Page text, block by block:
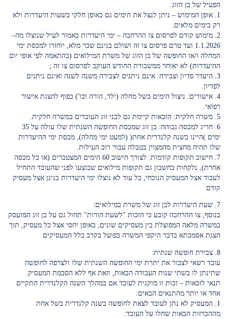
הפעיל של בן הזוג.
1. אופן המימוש – ניתן לנצל את הימים גם באופן חלקי כשעות היעדרות ולא
רק כימים מלאים.
2. מימוש קודם לפרסום צו ההרחבה – ימי היעדרות כאמור לעיל שנוצלו מה–
1.1.2026 ועד טרם פרסום צו זה ושולם בגינם שכר מלא, יוחזרו למכסת ימי
המחלה ו/או החופשה של בן הזוג של משרת המילואים (בהתאמה לפי אופי יום
ההיעדרות) לא יאוחר ממשכורת החודש העוקב לפרסום צו זה ;
3. היעדר פדיון וצבירה: אינם ניתנים לצבירה משנה לשנה ואינם ניתנים
לפדיון.
4. אישורים: ניצול הימים בשל מחלה (ילד, הורה וכו') כפוף להצגת אישור
רפואי.
5. משרה חלקית: הזכאות קיימת גם לבני זוג העובדים במשרה חלקית.
6. חריג למכסה גבוהה: בן זוג שמכסת החופשה השנתית שלו עולה על 35
ימים )היינו בשנה קלנדרית אחת( (למעט ימי מחלה), מכסת ימי ההיעדרות
שלו תהיה מחצית מהמצוין בטבלה עבור רוב העילות.
7. חישוב תקופות קודמות: לצורך חישוב 60 הימים המצטברים (או כל מכסה
אחרת), נלקחות בחשבון גם תקופות מילואים שבוצעו לפני שהעובד התחיל
לעבוד אצל המעסיק הנוכחי, כל עוד לא נוצלו ימי היעדרות בגינן אצל מעסיק
קודם
7. שעת היעדרות לבן זוג של משרת במילואים:
בנוסף, צו ההרחבה קובע כי הזכות "לשעת הורות" תחול גם על בן זוג המועסק
במשרה מלאה המפוצלת בין מעסיקים שונים, באופן יחסי אצל כל מעסיק, תוך
הצגת אסמכתא בדבר היקפי המשרה בפועל בקרב כלל המעסיקים
8. צבירת חופשה שנתית:
עובד רשאי לצבור את יתרת ימי החופשה השנתית שלו ולצרפה לחופשה
שתינתן לו בשתי שנות העבודה הבאות, וזאת אף ללא הסכמת המעסיק.
תנאי לזכאות – זכות זו מוקנית לעובד אם במהלך השנה הקלנדרית התקיים
אחד או יותר מהתנאים הבאים:
1. המעסיק לא נתן לעובד לצאת לחופשה בשנה קלנדרית בשל אחת
מההכרזות הבאות שחלו על העובד: